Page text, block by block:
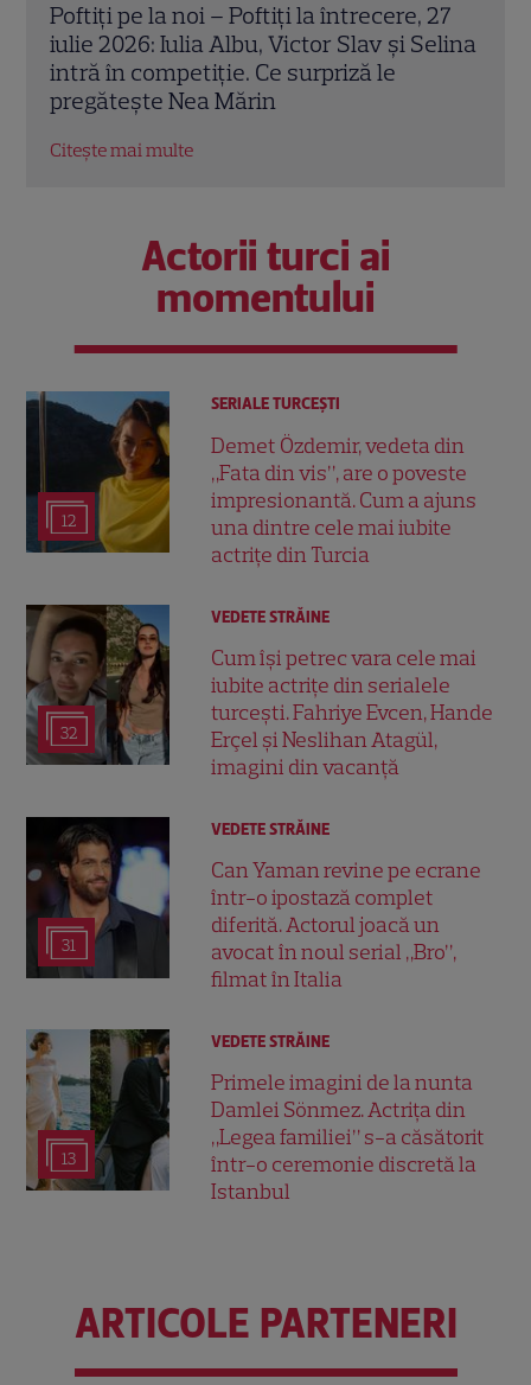
Irina Rimes dezvăluie „arma” din noul
sezon „Vocea României”. Butonul care
schimbă jocul: „L-am folosit cu plăcere”
EXCLUSIV
Citește mai multe
Actorii turci ai
momentului
12
SERIALE TURCEŞTI
Demet Özdemir, vedeta din
„Fata din vis”, are o poveste
impresionantă. Cum a ajuns
una dintre cele mai iubite
actrițe din Turcia
32
VEDETE STRĂINE
Cum își petrec vara cele mai
iubite actrițe din serialele
turcești. Fahriye Evcen, Hande
Erçel și Neslihan Atagül,
imagini din vacanță
31
VEDETE STRĂINE
Can Yaman revine pe ecrane
într-o ipostază complet
diferită. Actorul joacă un
avocat în noul serial „Bro”,
filmat în Italia
13
VEDETE STRĂINE
Primele imagini de la nunta
Damlei Sönmez. Actrița din
„Legea familiei” s-a căsătorit
într-o ceremonie discretă la
Istanbul
ARTICOLE PARTENERI